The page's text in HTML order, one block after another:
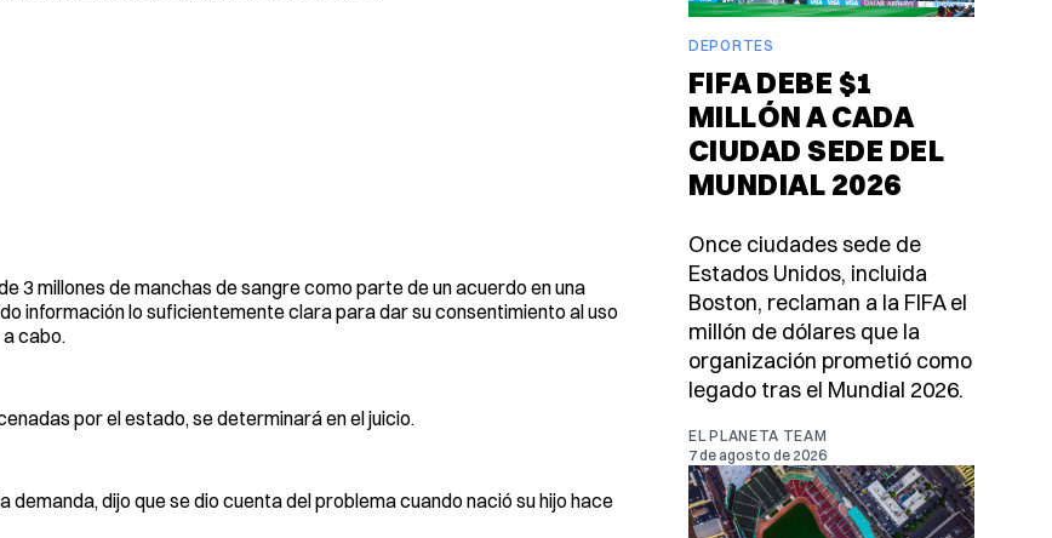
3 millones de manchas de sangre como parte de un acuerdo en una
información lo suficientemente clara para dar su consentimiento al uso
cabo.
por el estado, se determinará en el juicio.
demanda, dijo que se dio cuenta del problema cuando nació su hijo hace
DEPORTES
FIFA DEBE $1
MILLÓN A CADA
CIUDAD SEDE DEL
MUNDIAL 2026
Once ciudades sede de
Estados Unidos, incluida
Boston, reclaman a la FIFA el
millón de dólares que la
organización prometió como
legado tras el Mundial 2026.
EL PLANETA TEAM
7 de agosto de 2026